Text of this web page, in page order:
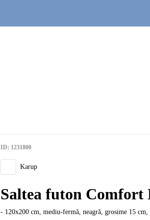
ID: 1231800
Karup
Saltea futon Comfort
- 120x200 cm, mediu-fermă, neagră, grosime 15 cm